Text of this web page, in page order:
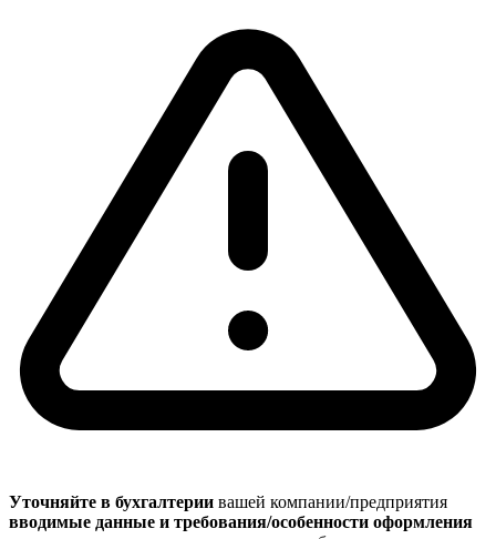
Уточняйте в бухгалтерии вашей компании/предприятия
вводимые данные и требования/особенности оформления